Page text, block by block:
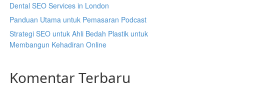
Dental SEO Services in London
Panduan Utama untuk Pemasaran Podcast
Strategi SEO untuk Ahli Bedah Plastik untuk
Membangun Kehadiran Online
Komentar Terbaru